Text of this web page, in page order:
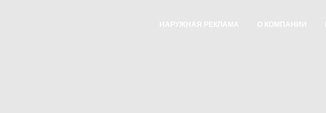
НАРУЖНАЯ РЕКЛАМА О КОМПАНИИ